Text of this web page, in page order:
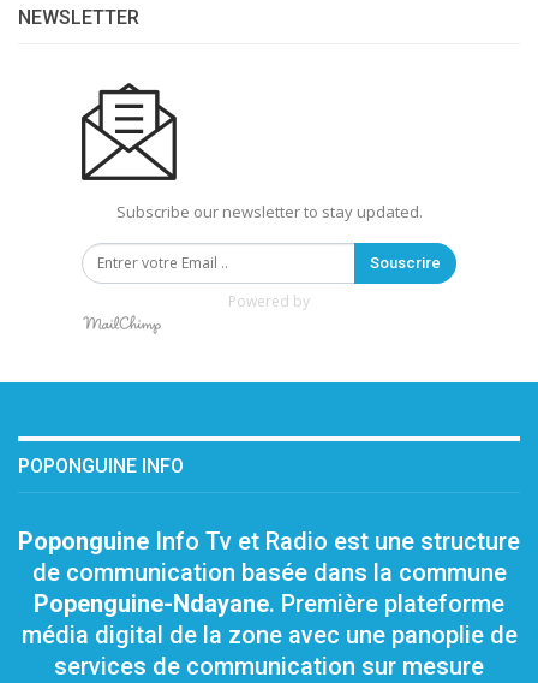
NEWSLETTER
Subscribe our newsletter to stay updated.
Souscrire
Powered by
POPONGUINE INFO
Poponguine Info Tv et Radio est une structure
de communication basée dans la commune
Popenguine-Ndayane. Première plateforme
média digital de la zone avec une panoplie de
services de communication sur mesure